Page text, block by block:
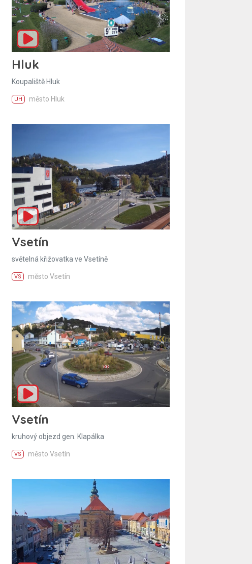
Hluk
Koupaliště Hluk
UH město Hluk
Vsetín
světelná křižovatka ve Vsetíně
VS město Vsetín
Vsetín
kruhový objezd gen. Klapálka
VS město Vsetín